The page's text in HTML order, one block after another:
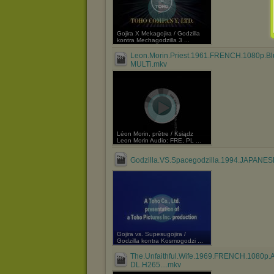
Gojira X Mekagojira / Godzilla
kontra Mechagodzilla 3 ...
MULTi.mkv
Léon Morin, prêtre / Ksiądz
Leon Morin Audio: FRE, PL ...
Gojira vs. Supesugojira /
Godzilla kontra Kosmogodzi ...
DL.H265....mkv